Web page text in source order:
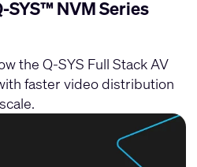
NVM Series
the Q-SYS Full Stack AV
faster video distribution